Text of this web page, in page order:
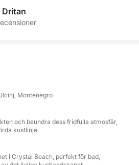
är det ofta möjligt att se
i denna fridfulla livsmiljö
klipporna på ön Djerane mot
Ulcinjs gamla stad från havet
i Ulcinj. Vi passerar
och Crystal-stranden,
där du kan se Roman
Dritan
Montenegro
och beundra dess fridfulla atmosfär,
kustlinje.
i Crystal Beach, perfekt för bad,